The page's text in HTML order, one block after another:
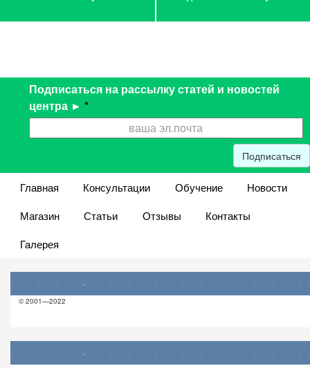
Подписаться на рассылку статей и новостей
центра ► *
Подписаться
Главная Консультации Обучение
Новости
Магазин
Статьи Отзывы
Контакты
Галерея
© 2001—2022